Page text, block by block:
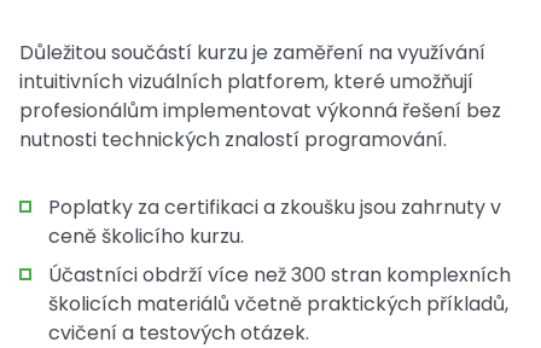
Důležitou součástí kurzu je zaměření na využívání
intuitivních vizuálních platforem, které umožňují
profesionálům implementovat výkonná řešení bez
nutnosti technických znalostí programování.
Poplatky za certifikaci a zkoušku jsou zahrnuty v
ceně školicího kurzu.
Účastníci obdrží více než 300 stran komplexních
školicích materiálů včetně praktických příkladů,
cvičení a testových otázek.